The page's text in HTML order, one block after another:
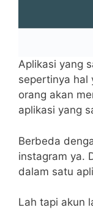
Aplikasi yang
sepertinya hal
orang akan
aplikasi yang
Berbeda
instagram ya.
dalam satu
Lah tapi akun